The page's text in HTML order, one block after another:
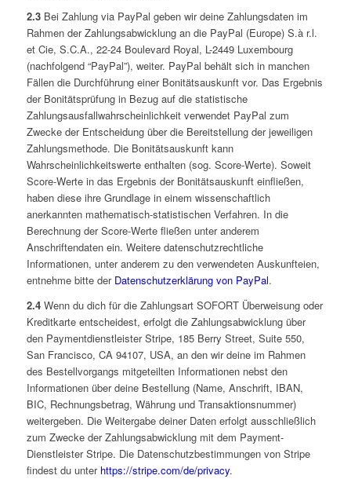
2.3Bei Zahlung via PayPal geben wir deine Zahlungsdaten im
Rahmen der Zahlungsabwicklung an die PayPal (Europe) S.à r.l.
et Cie, S.C.A., 22-24 Boulevard Royal, L-2449 Luxembourg
(nachfolgend “PayPal”), weiter. PayPal behält sich in manchen
Fällen die Durchführung einer Bonitätsauskunft vor. Das Ergebnis
der Bonitätsprüfung in Bezug auf die statistische
Zahlungsausfallwahrscheinlichkeit verwendet PayPal zum
Zwecke der Entscheidung über die Bereitstellung der jeweiligen
Zahlungsmethode. Die Bonitätsauskunft kann
Wahrscheinlichkeitswerte enthalten (sog. Score-Werte). Soweit
Score-Werte in das Ergebnis der Bonitätsauskunft einfließen,
haben diese ihre Grundlage in einem wissenschaftlich
anerkannten mathematisch-statistischen Verfahren. In die
Berechnung der Score-Werte fließen unter anderem
Anschriftendaten ein. Weitere datenschutzrechtliche
Informationen, unter anderem zu den verwendeten Auskunfteien,
entnehme bitte der Datenschutzerklärung von PayPal.
2.4Wenn du dich für die Zahlungsart SOFORT Überweisung oder
Kreditkarte entscheidest, erfolgt die Zahlungsabwicklung über
den Paymentdienstleister Stripe, 185 Berry Street, Suite 550,
San Francisco, CA 94107, USA, an den wir deine im Rahmen
des Bestellvorgangs mitgeteilten Informationen nebst den
Informationen über deine Bestellung (Name, Anschrift, IBAN,
BIC, Rechnungsbetrag, Währung und Transaktionsnummer)
weitergeben. Die Weitergabe deiner Daten erfolgt ausschließlich
zum Zwecke der Zahlungsabwicklung mit dem Payment-
Dienstleister Stripe. Die Datenschutzbestimmungen von Stripe
findest du unter https://stripe.com/de/privacy.